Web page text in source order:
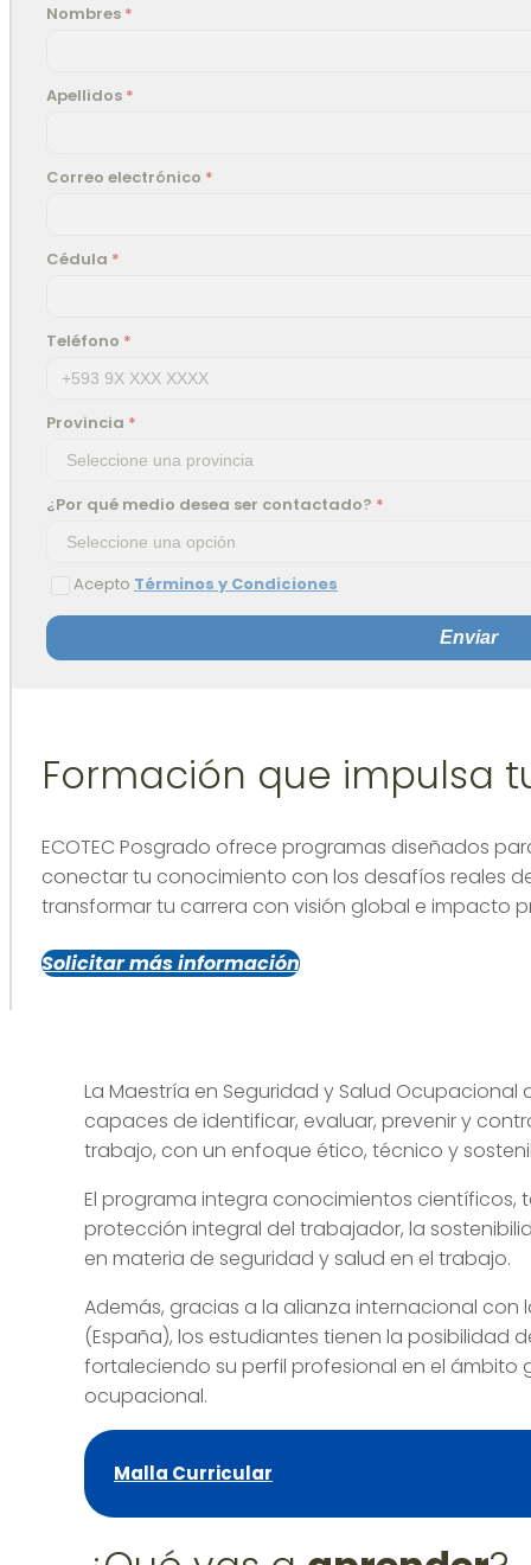
Nombres *
Apellidos *
Correo electrónico *
Cédula *
Teléfono *
Provincia *
¿Por qué medio desea ser contactado? *
Acepto Términos y Condiciones
Enviar
Formación que impulsa
ECOTEC Posgrado ofrece programas diseñados
conectar tu conocimiento con los desafíos reales
transformar tu carrera con visión global e impacto
Solicitar más información
La Maestría en Seguridad y Salud Ocupacional
capaces de identificar, evaluar, prevenir y
trabajo, con un enfoque ético, técnico y
El programa integra conocimientos
protección integral del trabajador, la
en materia de seguridad y salud en el trabajo.
Además, gracias a la alianza internacional con
(España), los estudiantes tienen la posibilidad
fortaleciendo su perfil profesional en el ámbito
ocupacional.
Malla Curricular